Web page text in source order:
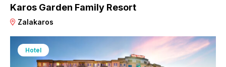
Karos Garden Family Resort
Zalakaros
Hotel